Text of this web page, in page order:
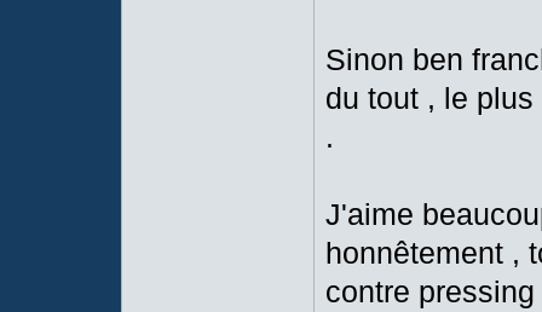
Sinon ben
du tout , le
.
J'aime
honnêtement ,
contre